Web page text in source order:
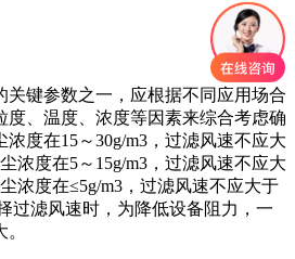
关键参数之一，应根据不同应用场合
度、温度、浓度等因素来综合考虑确
度在15～30g/m3，过滤风速不应大
浓度在5～15g/m3，过滤风速不应大
浓度在≤5g/m3，过滤风速不应大于
过滤风速时，为降低设备阻力，一